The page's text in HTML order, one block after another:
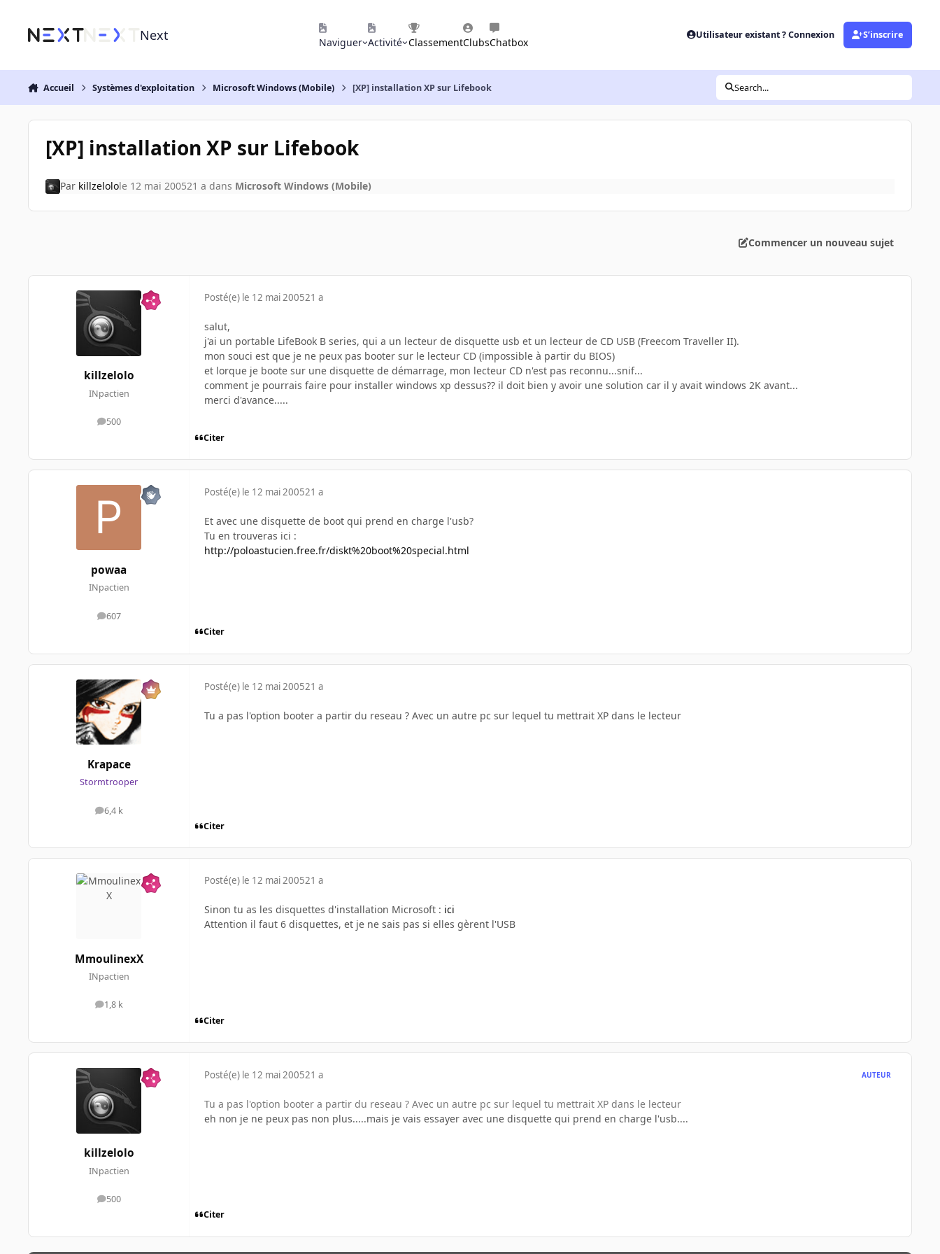
Next Naviguer Activité ClassementClubsChatbox
Utilisateur existant ? Connexion S’inscrire
Accueil Systèmes d'exploitation Microsoft Windows (Mobile) [XP] installation XP sur Lifebook Search...
[XP] installation XP sur Lifebook
Par killzelolole 12 mai 200521 a dans Microsoft Windows (Mobile)
Commencer un nouveau sujet
killzelolo
INpactien
500
messages
Posté(e) le 12 mai 200521 a
salut,
j'ai un portable LifeBook B series, qui a un lecteur de disquette usb et un lecteur de CD USB (Freecom Traveller II).
mon souci est que je ne peux pas booter sur le lecteur CD (impossible à partir du BIOS)
et lorque je boote sur une disquette de démarrage, mon lecteur CD n'est pas reconnu...snif...
comment je pourrais faire pour installer windows xp dessus?? il doit bien y avoir une solution car il y avait windows 2K avant...
merci d'avance.....
Citer
powaa
INpactien
607
messages
Posté(e) le 12 mai 200521 a
Et avec une disquette de boot qui prend en charge l'usb?
Tu en trouveras ici :
http://poloastucien.free.fr/diskt%20boot%20special.html
Citer
Krapace
Stormtrooper
6,4 k
messages
Posté(e) le 12 mai 200521 a
Tu a pas l'option booter a partir du reseau ? Avec un autre pc sur lequel tu mettrait XP dans le lecteur
Citer
MmoulinexX
INpactien
1,8 k
messages
Posté(e) le 12 mai 200521 a
Sinon tu as les disquettes d'installation Microsoft : ici
Attention il faut 6 disquettes, et je ne sais pas si elles gèrent l'USB
Citer
killzelolo
INpactien
500
messages
Posté(e) le 12 mai 200521 a AUTEUR
Tu a pas l'option booter a partir du reseau ? Avec un autre pc sur lequel tu mettrait XP dans le lecteur
eh non je ne peux pas non plus.....mais je vais essayer avec une disquette qui prend en charge l'usb....
Citer